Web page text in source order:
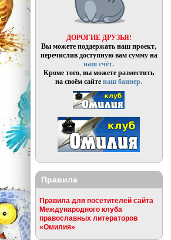
ДОРОГИЕ ДРУЗЬЯ!
Вы можете поддержать наш проект,
перечислив доступную вам сумму на
наш счёт.
Кроме того, вы можете разместить
на своём сайтенаш баннер.
Правила
Правила для посетителей сайта
Международного клуба
православных литераторов
«Омилия»